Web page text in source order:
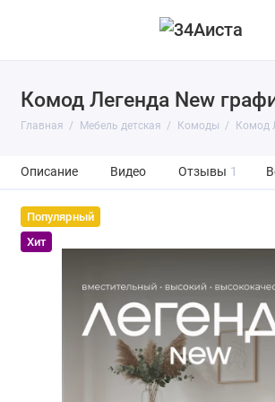
Комод Легенда New
Главная Мебель детская Комоды Комод
Описание Видео Отзывы 1
Популярный
Хит